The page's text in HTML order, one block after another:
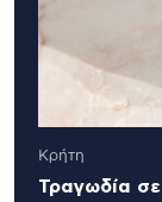
Κρήτη
Τραγωδία